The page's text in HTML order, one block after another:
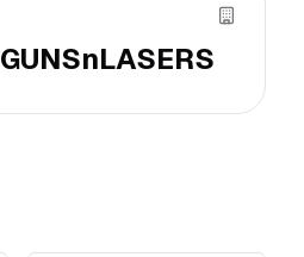
GUNSnLASERS